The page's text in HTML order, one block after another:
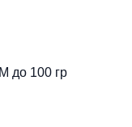
до 100 гр